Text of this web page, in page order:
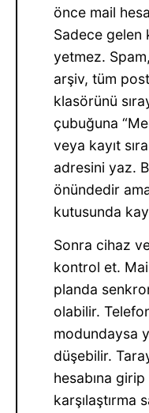
önce mail
Sadece gelen
yetmez.
arşiv, tüm
klasörünü
çubuğuna
veya kayıt
adresini yaz.
önündedir
kutusunda
Sonra cihaz
kontrol et.
planda
olabilir.
modundaysa
düşebilir.
hesabına
karşılaştırma